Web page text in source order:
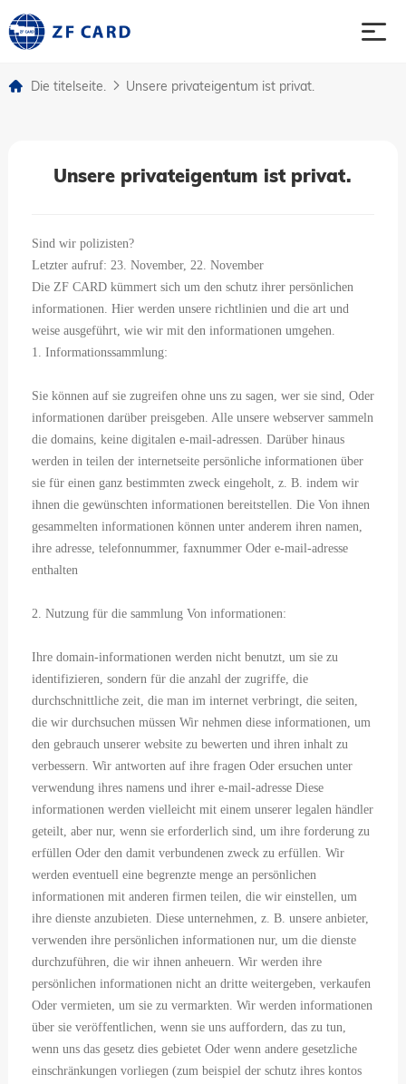
Fall
Nachrichten
Sprache.
Die titelseite. Unsere privateigentum ist privat.
Unsere privateigentum ist privat.
Sind wir polizisten?
Letzter aufruf: 23. November, 22. November
Die ZF CARD kümmert sich um den schutz ihrer persönlichen
informationen. Hier werden unsere richtlinien und die art und
weise ausgeführt, wie wir mit den informationen umgehen.
1. Informationssammlung:
Sie können auf sie zugreifen ohne uns zu sagen, wer sie sind, Oder
informationen darüber preisgeben. Alle unsere webserver sammeln
die domains, keine digitalen e-mail-adressen. Darüber hinaus
werden in teilen der internetseite persönliche informationen über
sie für einen ganz bestimmten zweck eingeholt, z. B. indem wir
ihnen die gewünschten informationen bereitstellen. Die Von ihnen
gesammelten informationen können unter anderem ihren namen,
ihre adresse, telefonnummer, faxnummer Oder e-mail-adresse
enthalten
2. Nutzung für die sammlung Von informationen:
Ihre domain-informationen werden nicht benutzt, um sie zu
identifizieren, sondern für die anzahl der zugriffe, die
durchschnittliche zeit, die man im internet verbringt, die seiten,
die wir durchsuchen müssen Wir nehmen diese informationen, um
den gebrauch unserer website zu bewerten und ihren inhalt zu
verbessern. Wir antworten auf ihre fragen Oder ersuchen unter
verwendung ihres namens und ihrer e-mail-adresse Diese
informationen werden vielleicht mit einem unserer legalen händler
geteilt, aber nur, wenn sie erforderlich sind, um ihre forderung zu
erfüllen Oder den damit verbundenen zweck zu erfüllen. Wir
werden eventuell eine begrenzte menge an persönlichen
informationen mit anderen firmen teilen, die wir einstellen, um
ihre dienste anzubieten. Diese unternehmen, z. B. unsere anbieter,
verwenden ihre persönlichen informationen nur, um die dienste
durchzuführen, die wir ihnen anheuern. Wir werden ihre
persönlichen informationen nicht an dritte weitergeben, verkaufen
Oder vermieten, um sie zu vermarkten. Wir werden informationen
über sie veröffentlichen, wenn sie uns auffordern, das zu tun,
wenn uns das gesetz dies gebietet Oder wenn andere gesetzliche
einschränkungen vorliegen (zum beispiel der schutz ihres kontos